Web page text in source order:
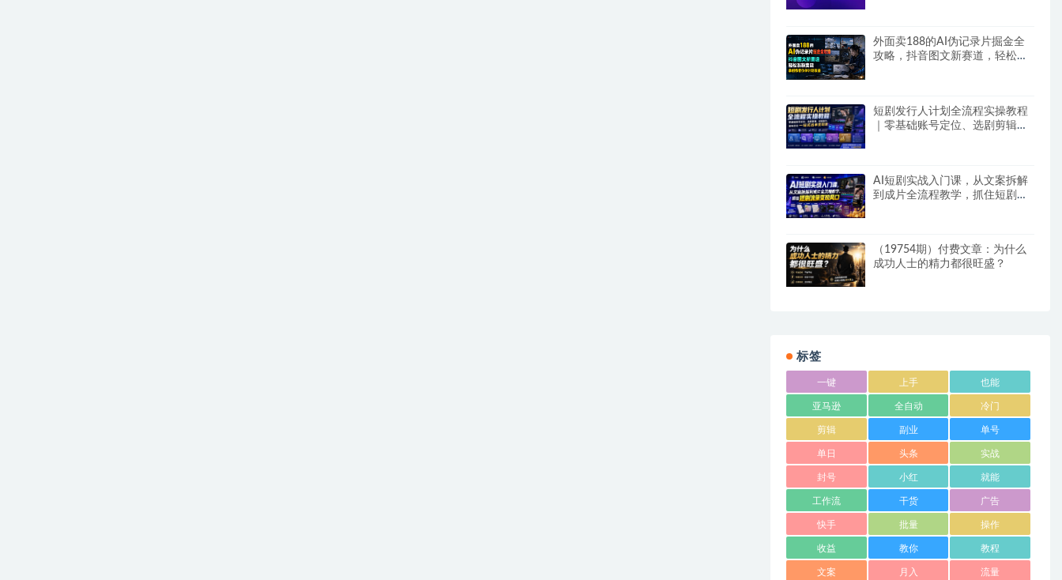
外面卖188的AI伪记录片掘金全
攻略，抖音图文新赛道，轻松涨
短剧发行人计划全流程实操教程
｜零基础账号定位、选剧剪辑、
AI短剧实战入门课，从文案拆解
到成片全流程教学，抓住短剧流
（19754期）付费文章：为什么
成功人士的精力都很旺盛？
标签
一键 上手 也能
亚马逊 全自动 冷门
剪辑 副业 单号
单日 头条 实战
封号 小红 就能
工作流 干货 广告
快手 批量 操作
收益 教你 教程
文案 月入 流量